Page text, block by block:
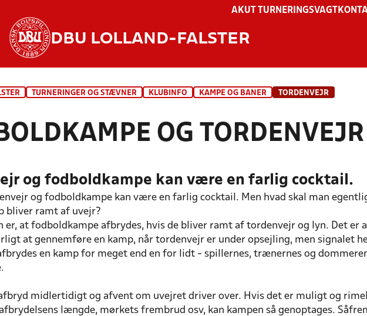
AKUT TURNERINGSVAGT
DBU LOLLAND-FALSTER
TURNERINGER OG STÆVNER KLUBINFO KAMPE OG BANER TORDENVEJR
OG TORDENVEJR
og fodboldkampe kan være en farlig cocktail.
og fodboldkampe kan være en farlig cocktail. Men hvad skal man
bliver ramt af uvejr?
er, at fodboldkampe afbrydes, hvis de bliver ramt af tordenvejr og lyn. Det er
at gennemføre en kamp, når tordenvejr er under opsejling, men signalet
en kamp for meget end en for lidt - spillernes, trænernes og
midlertidigt og afvent om uvejret driver over. Hvis det er muligt og
længde, mørkets frembrud osv, kan kampen så genoptages.